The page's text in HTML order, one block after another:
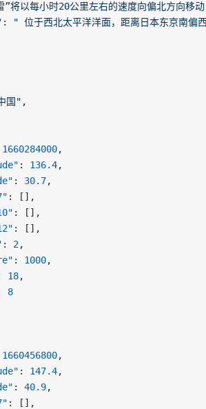
将以每小时20公里左右的速度向偏北方向移
:
" 位于西北太平洋洋面，距离日本东京南偏
国" ,
1660284000,
: 136.4,
: 30.7,
: [],
: [],
: [],
: 2,
: 1000,
18,
8
1660456800,
: 147.4,
: 40.9,
: [],